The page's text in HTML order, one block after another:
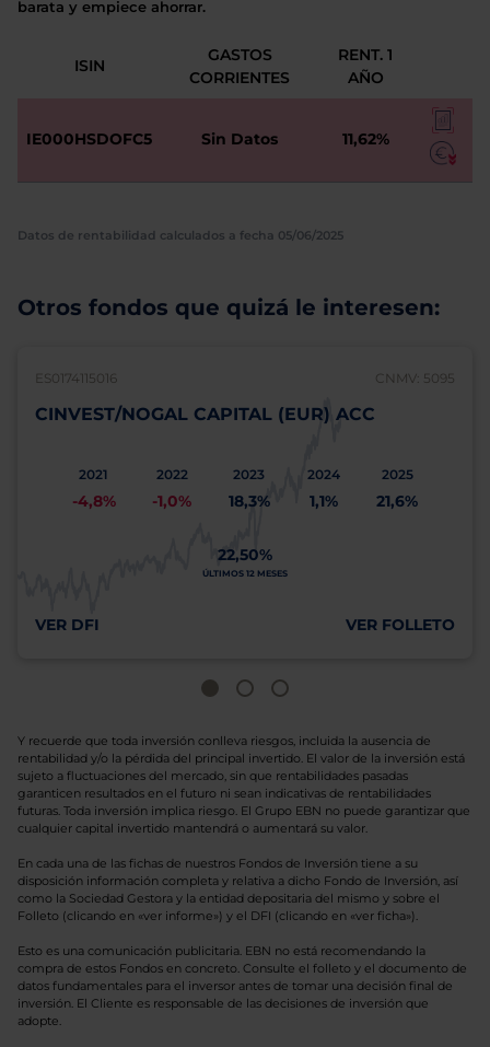
barata y empiece ahorrar.
ISIN
GASTOS
CORRIENTES
RENT. 1
AÑO
IE000HSDOFC5 Sin Datos 11,62%
Datos de rentabilidad calculados a fecha 05/06/2025
Otros fondos que quizá le interesen:
ES0174115016 CNMV: 5095
CINVEST/NOGAL CAPITAL (EUR) ACC
2021
-4,8%
2022
-1,0%
2023
18,3%
2024
1,1%
2025
21,6%
22,50%
ÚLTIMOS 12 MESES
VER DFI VER FOLLETO
Y recuerde que toda inversión conlleva riesgos, incluida la ausencia de
rentabilidad y/o la pérdida del principal invertido. El valor de la inversión está
sujeto a fluctuaciones del mercado, sin que rentabilidades pasadas
garanticen resultados en el futuro ni sean indicativas de rentabilidades
futuras. Toda inversión implica riesgo. El Grupo EBN no puede garantizar que
cualquier capital invertido mantendrá o aumentará su valor.
En cada una de las fichas de nuestros Fondos de Inversión tiene a su
disposición información completa y relativa a dicho Fondo de Inversión, así
como la Sociedad Gestora y la entidad depositaria del mismo y sobre el
Folleto (clicando en «ver informe») y el DFI (clicando en «ver ficha»).
Esto es una comunicación publicitaria. EBN no está recomendando la
compra de estos Fondos en concreto. Consulte el folleto y el documento de
datos fundamentales para el inversor antes de tomar una decisión final de
inversión. El Cliente es responsable de las decisiones de inversión que
adopte.